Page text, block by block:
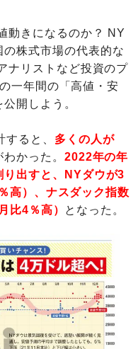
動きになるのか？ NY
株式市場の代表的な
ナリストなど投資のプ
一年間の「高値・安
開しよう。
ると、 多くの人が
かった。 2022年の年
出すと、NYダウが3
高）、ナスダック指数
比4％高） となった。